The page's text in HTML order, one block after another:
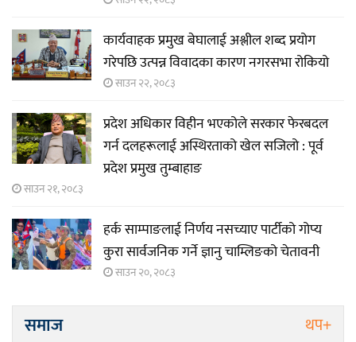
कार्यवाहक प्रमुख बेघालाई अश्लील शब्द प्रयोग
गरेपछि उत्पन्न विवादका कारण नगरसभा रोकियो
साउन २२, २०८३
प्रदेश अधिकार विहीन भएकोले सरकार फेरबदल
गर्न दलहरूलाई अस्थिरताको खेल सजिलो : पूर्व
प्रदेश प्रमुख तुम्बाहाङ
साउन २१, २०८३
हर्क साम्पाङलाई निर्णय नसच्याए पार्टीको गोप्य
कुरा सार्वजनिक गर्ने ज्ञानु चाम्लिङको चेतावनी
साउन २०, २०८३
समाज थप+